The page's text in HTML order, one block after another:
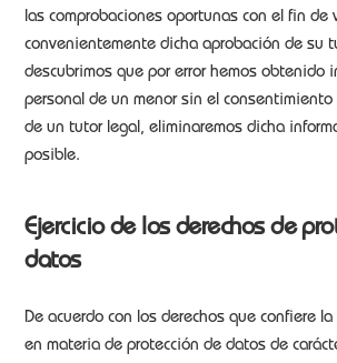
las comprobaciones oportunas con el fin de
convenientemente dicha aprobación de su
descubrimos que por error hemos obtenido
personal de un menor sin el
de un tutor legal, eliminaremos dicha
posible.
Ejercicio de los derechos de
datos
De acuerdo con los derechos que confiere
en materia de protección de datos de